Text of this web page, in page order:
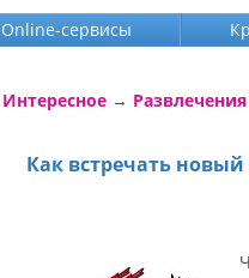
Online-cервисы
Интересное → Развлечения
Как встречать